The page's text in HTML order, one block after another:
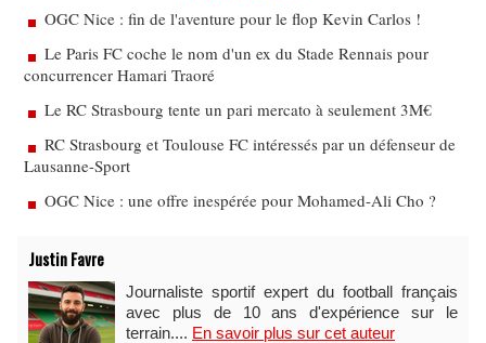
OGC Nice : fin de l'aventure pour le flop Kevin Carlos !
Le Paris FC coche le nom d'un ex du Stade Rennais pour
concurrencer Hamari Traoré
Le RC Strasbourg tente un pari mercato à seulement 3M€
RC Strasbourg et Toulouse FC intéressés par un défenseur de
Lausanne-Sport
OGC Nice : une offre inespérée pour Mohamed-Ali Cho ?
Justin Favre
Journaliste sportif expert du football français
avec plus de 10 ans d'expérience sur le
terrain.... En savoir plus sur cet auteur